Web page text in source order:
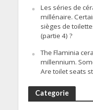
Les séries de
millénaire.
sièges de
(partie 4) ?
The Flaminia
millennium.
Are toilet seats
Categorie